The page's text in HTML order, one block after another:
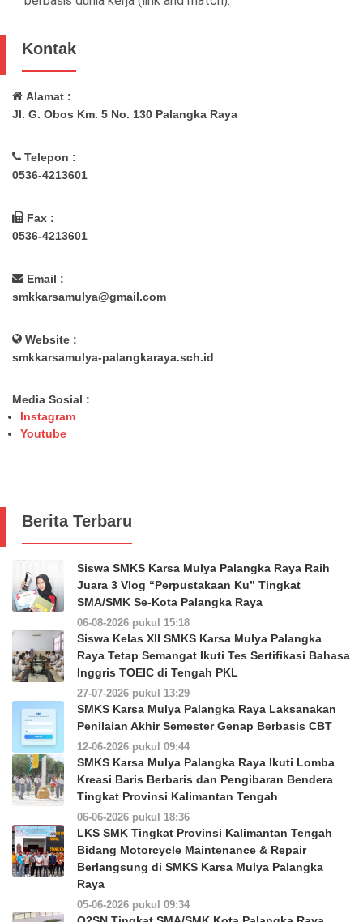
Kontak
Alamat :
Jl. G. Obos Km. 5 No. 130 Palangka Raya
Telepon :
0536-4213601
Fax :
0536-4213601
Email :
smkkarsamulya@gmail.com
Website :
smkkarsamulya-palangkaraya.sch.id
Media Sosial :
Instagram
Youtube
Berita Terbaru
Siswa SMKS Karsa Mulya Palangka Raya Raih
Juara 3 Vlog “Perpustakaan Ku” Tingkat
SMA/SMK Se-Kota Palangka Raya
06-08-2026 pukul 15:18
Siswa Kelas XII SMKS Karsa Mulya Palangka
Raya Tetap Semangat Ikuti Tes Sertifikasi Bahasa
Inggris TOEIC di Tengah PKL
27-07-2026 pukul 13:29
SMKS Karsa Mulya Palangka Raya Laksanakan
Penilaian Akhir Semester Genap Berbasis CBT
12-06-2026 pukul 09:44
SMKS Karsa Mulya Palangka Raya Ikuti Lomba
Kreasi Baris Berbaris dan Pengibaran Bendera
Tingkat Provinsi Kalimantan Tengah
06-06-2026 pukul 18:36
LKS SMK Tingkat Provinsi Kalimantan Tengah
Bidang Motorcycle Maintenance & Repair
Berlangsung di SMKS Karsa Mulya Palangka
Raya
05-06-2026 pukul 09:34